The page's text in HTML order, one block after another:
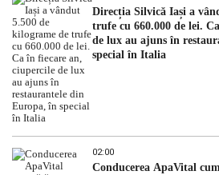
Direcția Silvică Iași a
trufe cu 660.000 de lei.
de lux au ajuns în
special în Italia
02:00
Conducerea ApaVital